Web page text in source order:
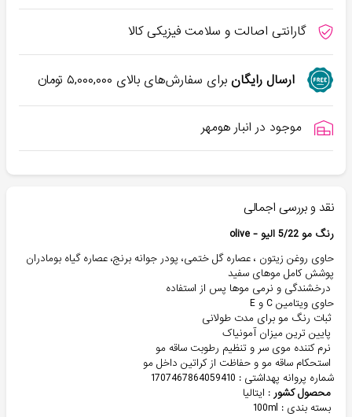
گارانتی اصالت و سلامت فیزیکی کالا
ارسال رایگانبرای سفارش‌های بالای ۵,۰۰۰,۰۰۰تومان
موجود در انبار هومهر
نقد و بررسی اجمالی
رنگ مو 5/22 الیو - olive
حاوی روغن زیتون ، عصاره گل ختمی، پودر جوانه برنج، عصاره گیاه بومادران
پوشش کامل موهای سفید
درخشندگی و نرمی موها پس از استفاده
حاوی ویتامین C و E
ثبات رنگ مو برای مدت طولانی
پایین ترین میزان آمونیاک
نرم کننده موی سر و تنظیم رطوبت ساقه مو
استحکام ساقه مو و حفاظت از کراتین داخل مو
شماره پروانه پهداشتی : 1707467864059410
محصول کشور : ایتالیا
بسته بندی : 100ml